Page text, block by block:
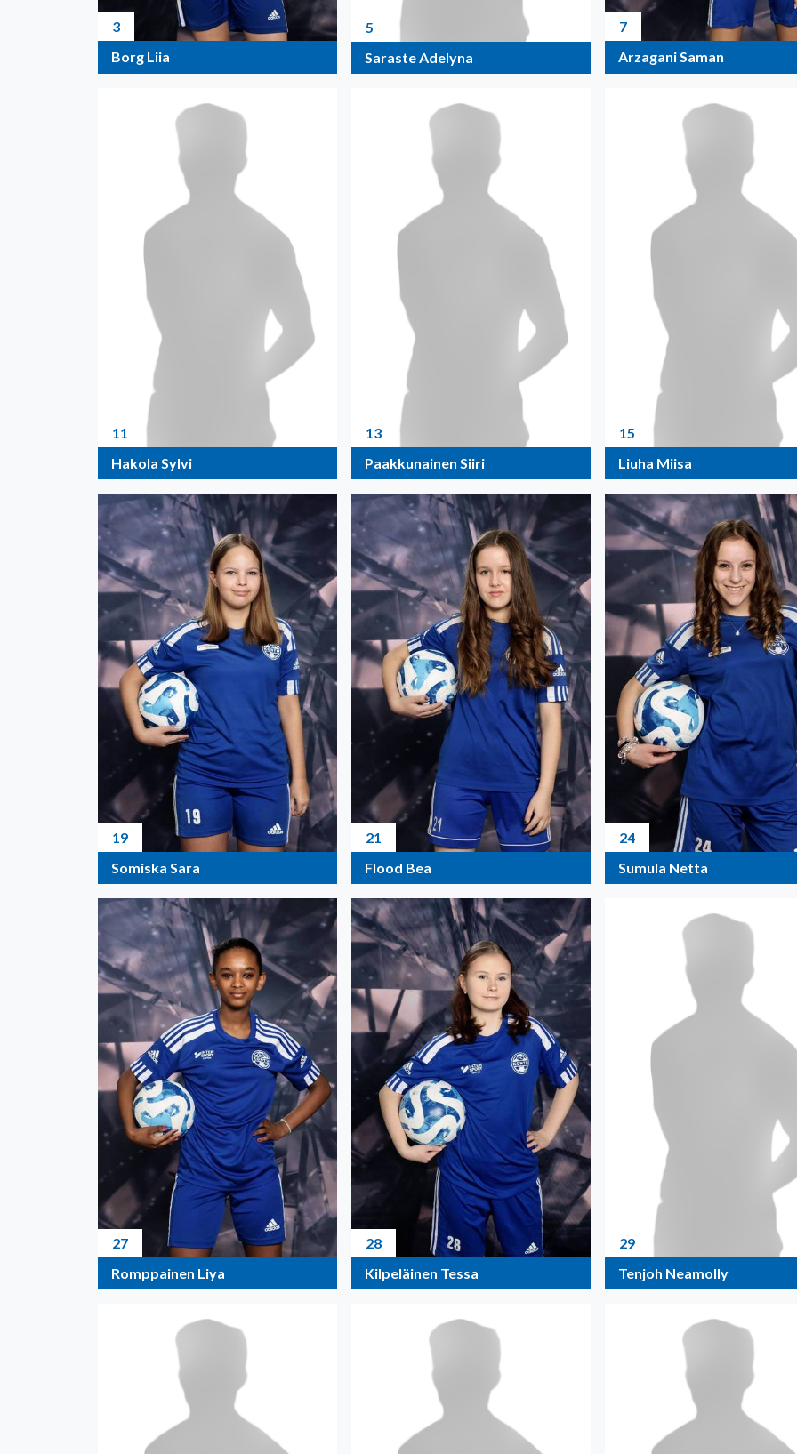
3
Borg Liia
5
Saraste Adelyna
7
Arzagani Saman
11
Hakola Sylvi
13
Paakkunainen Siiri
15
Liuha Miisa
19
Somiska Sara
21
Flood Bea
24
Sumula Netta
27
Romppainen Liya
28
Kilpeläinen Tessa
29
Tenjoh Neamolly